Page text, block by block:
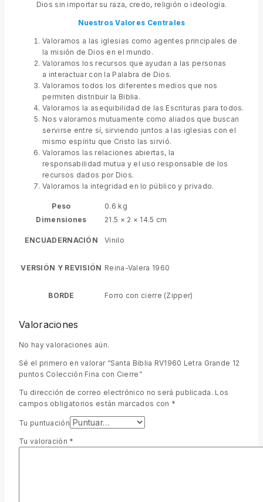
Dios sin importar su raza, credo, religión o ideología.
Nuestros Valores Centrales
Valoramos a las iglesias como agentes principales de
la misión de Dios en el mundo.
Valoramos los recursos que ayudan a las personas
a interactuar con la Palabra de Dios.
Valoramos todos los diferentes medios que nos
permiten distribuir la Biblia.
Valoramos la asequibilidad de las Escrituras para todos.
Nos valoramos mutuamente como aliados que buscan
servirse entre sí, sirviendo juntos a las iglesias con el
mismo espíritu que Cristo las sirvió.
Valoramos las relaciones abiertas, la
responsabilidad mutua y el uso responsable de los
recursos dados por Dios.
Valoramos la integridad en lo público y privado.
Peso
0.6 kg
Dimensiones
21.5 × 2 × 14.5 cm
ENCUADERNACIÓN Vinilo
VERSIÓN Y REVISIÓN Reina-Valera 1960
BORDE Forro con cierre (Zipper)
Valoraciones
No hay valoraciones aún.
Sé el primero en valorar “Santa Biblia RV1960 Letra Grande 12
puntos Colección Fina con Cierre”
Tu dirección de correo electrónico no será publicada. Los
campos obligatorios están marcados con *
Tu puntuación
Tu valoración *